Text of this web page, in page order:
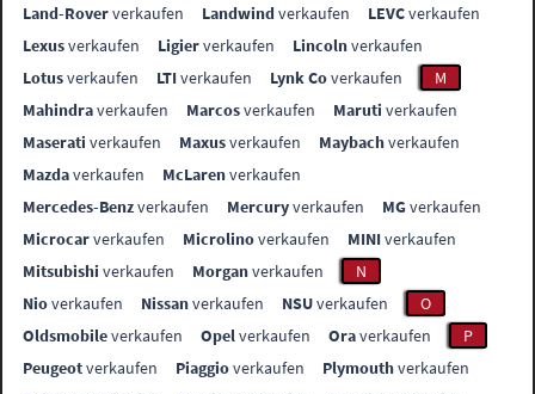
Land-Roververkaufen Landwindverkaufen LEVCverkaufen
Lexusverkaufen Ligierverkaufen Lincolnverkaufen
Lotusverkaufen LTIverkaufen Lynk Coverkaufen
M
Mahindraverkaufen Marcosverkaufen Maruti verkaufen
Maserati verkaufen Maxusverkaufen Maybachverkaufen
Mazdaverkaufen McLarenverkaufen
Mercedes-Benzverkaufen Mercuryverkaufen MGverkaufen
Microcarverkaufen Microlinoverkaufen MINIverkaufen
Mitsubishi verkaufen Morganverkaufen
N
Nioverkaufen Nissanverkaufen NSUverkaufen
O
Oldsmobileverkaufen Opelverkaufen Oraverkaufen
P
Peugeotverkaufen Piaggioverkaufen Plymouthverkaufen